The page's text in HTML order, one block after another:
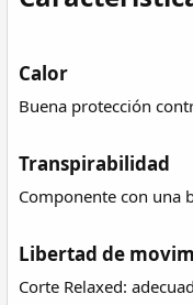
Calor​
Buena protección
Transpirabilidad​
Componente con una
Libertad de
Corte Relaxed: